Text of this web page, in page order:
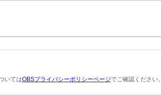
いてはOBSプライバシーポリシーページでご確認ください。